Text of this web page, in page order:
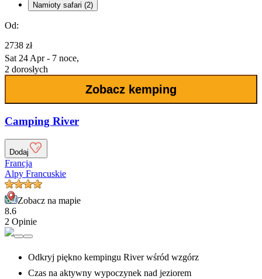
Namioty safari (2)
Od:
2738 zł
Sat 24 Apr - 7 noce,
2 dorosłych
Zobacz kemping
Camping River
Dodaj
Francja
Alpy Francuskie
Zobacz na mapie
8.6
2 Opinie
Odkryj piękno kempingu River wśród wzgórz
Czas na aktywny wypoczynek nad jeziorem